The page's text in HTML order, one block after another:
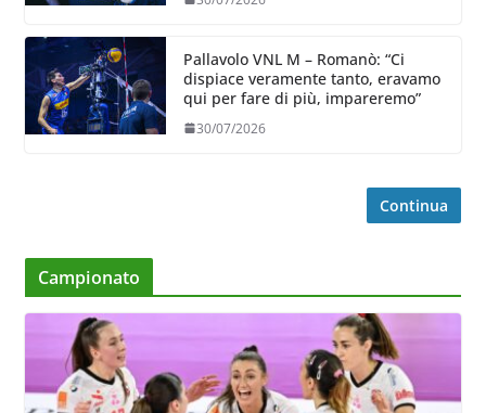
Pallavolo VNL M – Romanò: “Ci
dispiace veramente tanto, eravamo
qui per fare di più, impareremo”
30/07/2026
Continua
Campionato